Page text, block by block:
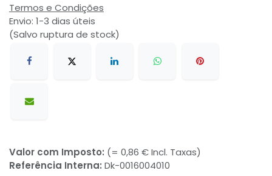
Termos e Condições
Envio: 1-3 dias úteis
(Salvo ruptura de stock)
Valor com Imposto: (= 0,86 € Incl. Taxas)
Referência Interna: Dk-0016004010